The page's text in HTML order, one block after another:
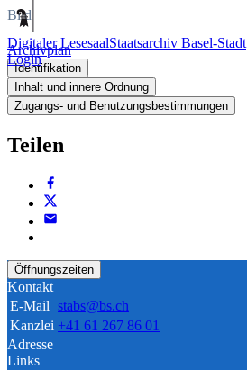
Digitaler LesesaalStaatsarchiv Basel-Stadt
Login
Bild
Archivplan
Identifikation
Inhalt und innere Ordnung
Zugangs- und Benutzungsbestimmungen
Teilen
Öffnungszeiten
Kontakt
E-Mail stabs@bs.ch
Kanzlei +41 61 267 86 01
Adresse
Links